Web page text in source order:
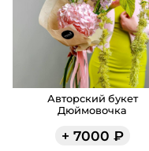
Авторский букет
Дюймовочка
+ 7000 ₽